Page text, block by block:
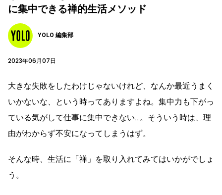
に集中できる禅的生活メソッド
YOLO 編集部
2023年06月07日
大きな失敗をしたわけじゃないけれど、なんか最近うまく
いかないな、という時ってありますよね。集中力も下がっ
ている気がして仕事に集中できない…。そういう時は、理
由がわからず不安になってしまうはず。
そんな時、生活に「禅」を取り入れてみてはいかがでしょ
う。